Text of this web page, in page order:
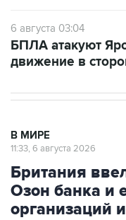
6 августа 03:04
БПЛА атакуют
движение в
В МИРЕ
11:33, 6 августа 2026
Британия
Озон банка и
организаций